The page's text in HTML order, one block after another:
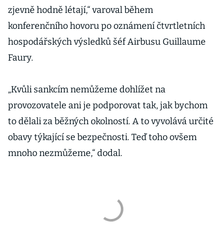
zjevně hodně létají,“ varoval během
konferenčního hovoru po oznámení čtvrtletních
hospodářských výsledků šéf Airbusu Guillaume
Faury.
„Kvůli sankcím nemůžeme dohlížet na
provozovatele ani je podporovat tak, jak bychom
to dělali za běžných okolností. A to vyvolává určité
obavy týkající se bezpečnosti. Teď toho ovšem
mnoho nezmůžeme,“ dodal.